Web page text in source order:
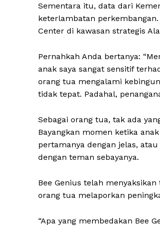
Sementara itu, data dari
keterlambatan
Center di kawasan strategis
Pernahkah Anda bertanya:
anak saya sangat sensitif
orang tua mengalami
tidak tepat. Padahal,
Sebagai orang tua, tak ada
Bayangkan momen ketika
pertamanya dengan jelas,
dengan teman sebayanya.
Bee Genius telah
orang tua melaporkan
“Apa yang membedakan Bee